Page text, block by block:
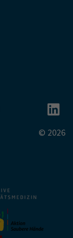
© 2026